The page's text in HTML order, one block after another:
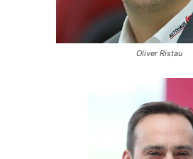
Oliver Ristau